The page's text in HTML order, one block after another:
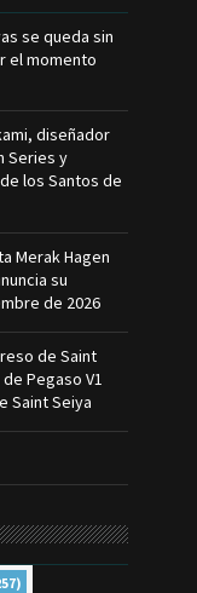
se queda sin
el momento
diseñador
Series y
los Santos de
Merak Hagen
su
de 2026
de Saint
Pegaso V1
Saint Seiya